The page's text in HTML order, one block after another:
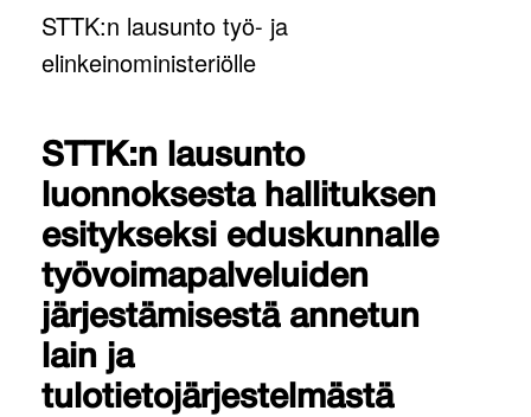
STTK:n lausunto työ- ja
elinkeinoministeriölle
STTK:n lausunto
luonnoksesta hallituksen
esitykseksi eduskunnalle
työvoimapalveluiden
järjestämisestä annetun
lain ja
tulotietojärjestelmästä